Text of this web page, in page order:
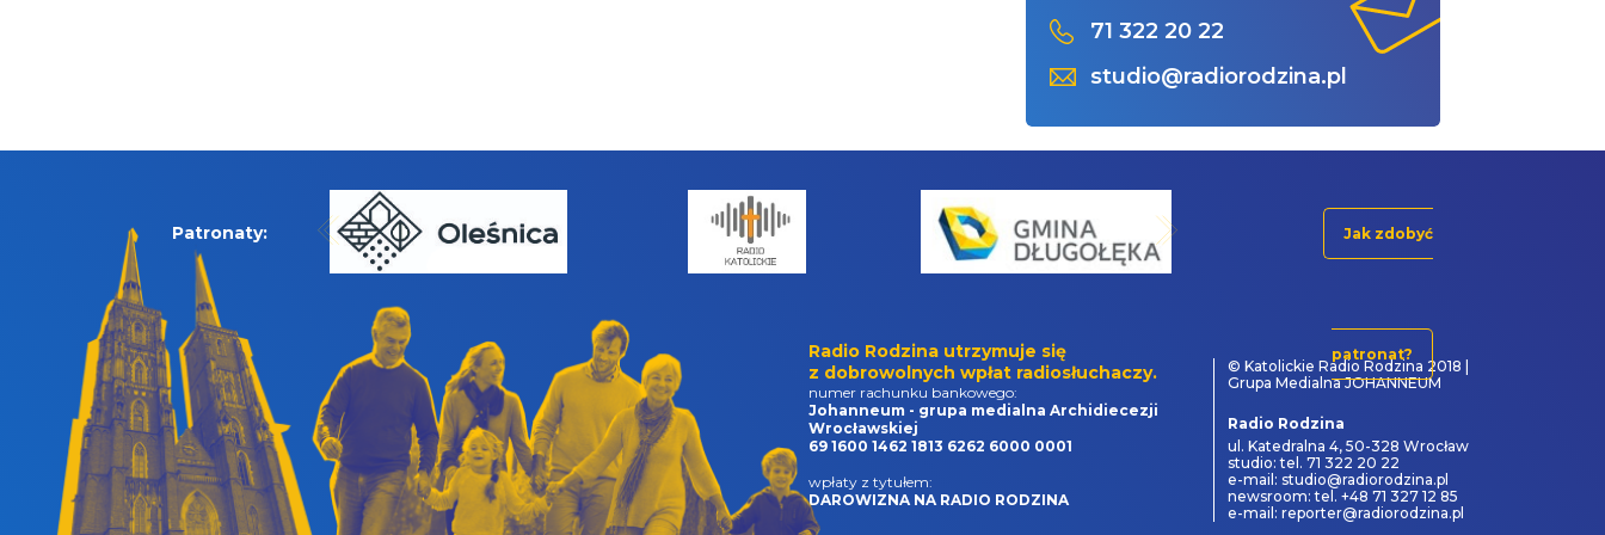
71 322 20 22
studio@radiorodzina.pl
Patronaty: Jak zdobyć
patronat?
Radio Rodzina utrzymuje się
z dobrowolnych wpłat radiosłuchaczy.
numer rachunku bankowego:
Johanneum - grupa medialna Archidiecezji
Wrocławskiej
69 1600 1462 1813 6262 6000 0001
wpłaty z tytułem:
DAROWIZNA NA RADIO RODZINA
© Katolickie Radio Rodzina 2018 |
Grupa Medialna JOHANNEUM
Radio Rodzina
ul. Katedralna 4, 50-328 Wrocław
studio: tel. 71 322 20 22
e-mail: studio@radiorodzina.pl
newsroom: tel. +48 71 327 12 85
e-mail: reporter@radiorodzina.pl